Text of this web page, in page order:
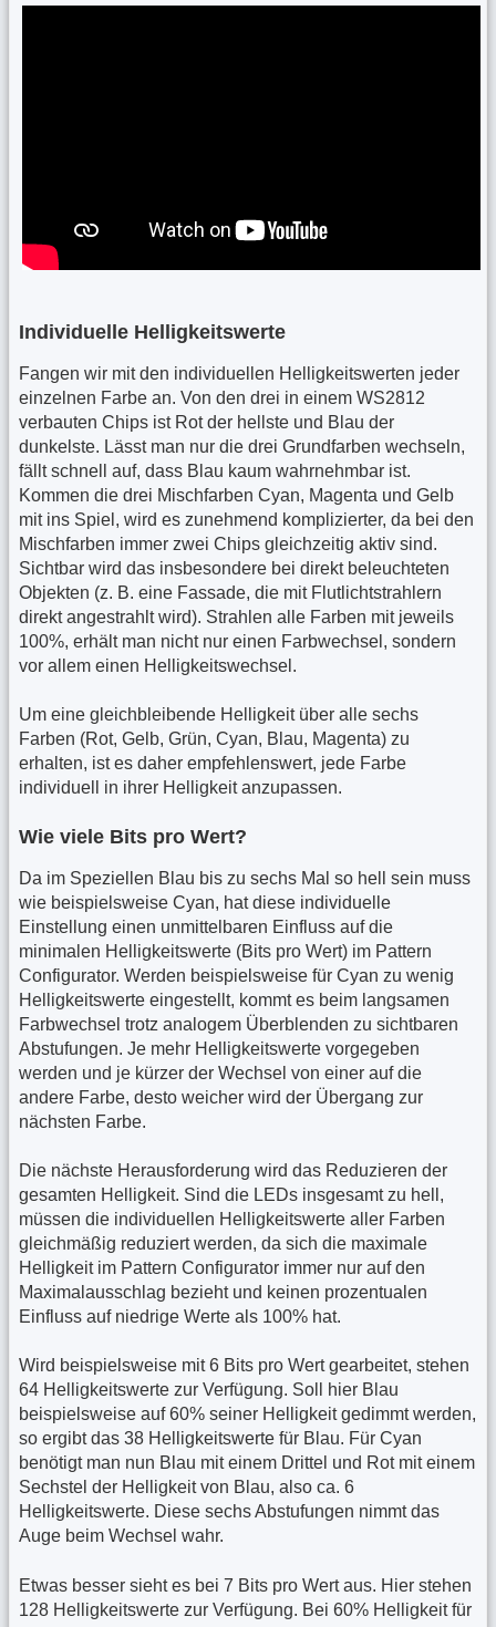
Individuelle Helligkeitswerte
Fangen wir mit den individuellen Helligkeitswerten jeder
einzelnen Farbe an. Von den drei in einem WS2812
verbauten Chips ist Rot der hellste und Blau der
dunkelste. Lässt man nur die drei Grundfarben wechseln,
fällt schnell auf, dass Blau kaum wahrnehmbar ist.
Kommen die drei Mischfarben Cyan, Magenta und Gelb
mit ins Spiel, wird es zunehmend komplizierter, da bei den
Mischfarben immer zwei Chips gleichzeitig aktiv sind.
Sichtbar wird das insbesondere bei direkt beleuchteten
Objekten (z. B. eine Fassade, die mit Flutlichtstrahlern
direkt angestrahlt wird). Strahlen alle Farben mit jeweils
100%, erhält man nicht nur einen Farbwechsel, sondern
vor allem einen Helligkeitswechsel.
Um eine gleichbleibende Helligkeit über alle sechs
Farben (Rot, Gelb, Grün, Cyan, Blau, Magenta) zu
erhalten, ist es daher empfehlenswert, jede Farbe
individuell in ihrer Helligkeit anzupassen.
Wie viele Bits pro Wert?
Da im Speziellen Blau bis zu sechs Mal so hell sein muss
wie beispielsweise Cyan, hat diese individuelle
Einstellung einen unmittelbaren Einfluss auf die
minimalen Helligkeitswerte (Bits pro Wert) im Pattern
Configurator. Werden beispielsweise für Cyan zu wenig
Helligkeitswerte eingestellt, kommt es beim langsamen
Farbwechsel trotz analogem Überblenden zu sichtbaren
Abstufungen. Je mehr Helligkeitswerte vorgegeben
werden und je kürzer der Wechsel von einer auf die
andere Farbe, desto weicher wird der Übergang zur
nächsten Farbe.
Die nächste Herausforderung wird das Reduzieren der
gesamten Helligkeit. Sind die LEDs insgesamt zu hell,
müssen die individuellen Helligkeitswerte aller Farben
gleichmäßig reduziert werden, da sich die maximale
Helligkeit im Pattern Configurator immer nur auf den
Maximalausschlag bezieht und keinen prozentualen
Einfluss auf niedrige Werte als 100% hat.
Wird beispielsweise mit 6 Bits pro Wert gearbeitet, stehen
64 Helligkeitswerte zur Verfügung. Soll hier Blau
beispielsweise auf 60% seiner Helligkeit gedimmt werden,
so ergibt das 38 Helligkeitswerte für Blau. Für Cyan
benötigt man nun Blau mit einem Drittel und Rot mit einem
Sechstel der Helligkeit von Blau, also ca. 6
Helligkeitswerte. Diese sechs Abstufungen nimmt das
Auge beim Wechsel wahr.
Etwas besser sieht es bei 7 Bits pro Wert aus. Hier stehen
128 Helligkeitswerte zur Verfügung. Bei 60% Helligkeit für